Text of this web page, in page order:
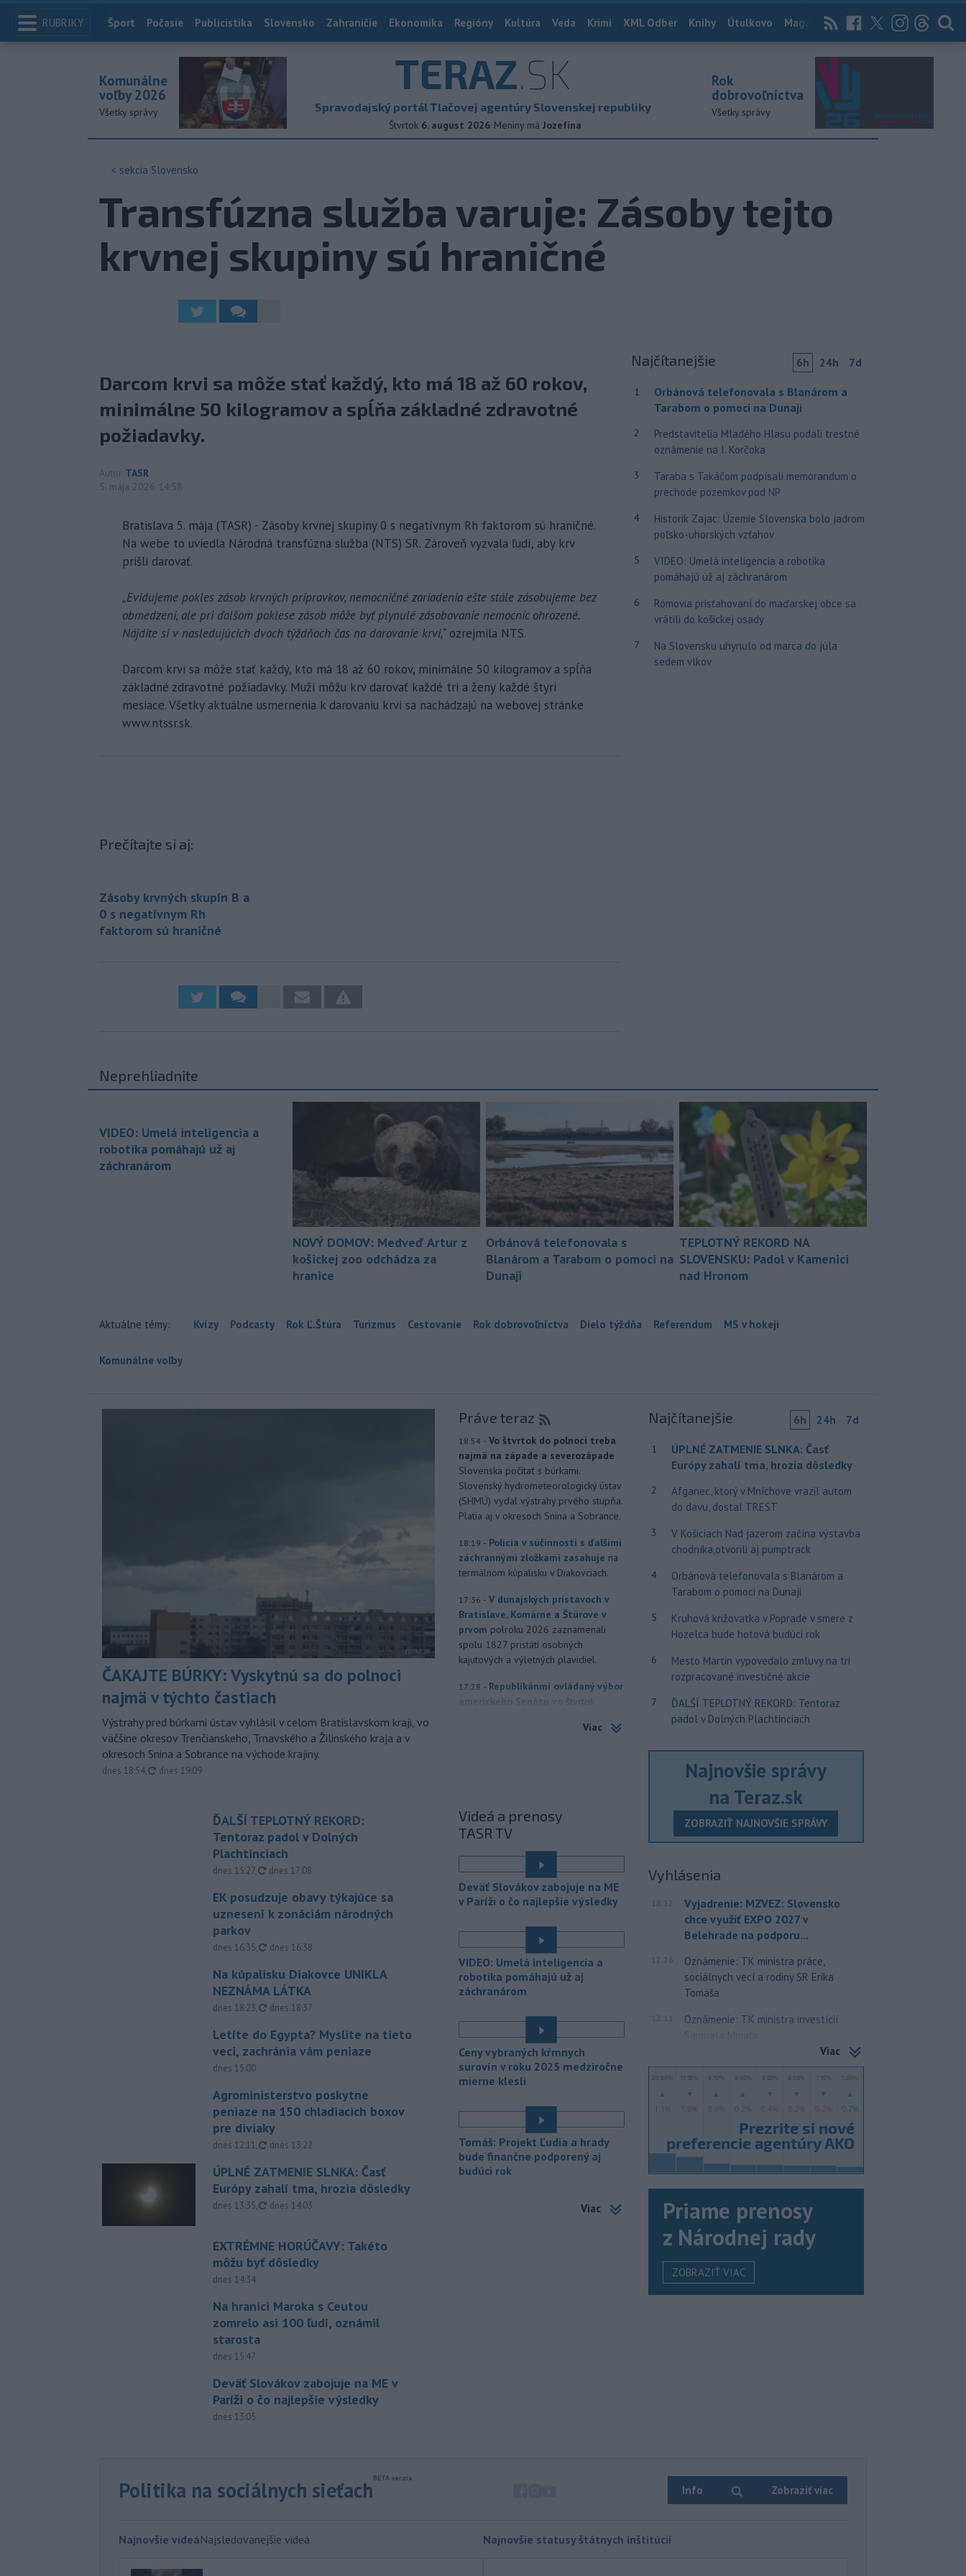
RUBRIKY Index
Šport Počasie Publicistika Slovensko Zahraničie Ekonomika Regióny Kultúra Veda Krimi XML Odber Knihy Útulkovo Magazín News Now Archív
TERAZ.SK
Spravodajský portál Tlačovej agentúry Slovenskej republiky
Štvrtok 6. august 2026 Meniny má Jozefína
Komunálne
voľby 2026
Všetky správy
Rok
dobrovoľníctva
Všetky správy
< sekcia Slovensko
Transfúzna služba varuje: Zásoby tejto
krvnej skupiny sú hraničné
Darcom krvi sa môže stať každý, kto má 18 až 60 rokov,
minimálne 50 kilogramov a spĺňa základné zdravotné
požiadavky.
Autor TASR
5. mája 2026 14:58
Bratislava 5. mája (TASR) - Zásoby krvnej skupiny 0 s negatívnym Rh faktorom sú hraničné.
Na webe to uviedla Národná transfúzna služba (NTS) SR. Zároveň vyzvala ľudí, aby krv
prišli darovať.
„Evidujeme pokles zásob krvných prípravkov, nemocničné zariadenia ešte stále zásobujeme bez
obmedzení, ale pri ďalšom poklese zásob môže byť plynulé zásobovanie nemocníc ohrozené.
Nájdite si v nasledujúcich dvoch týždňoch čas na darovanie krvi,“ ozrejmila NTS.
Darcom krvi sa môže stať každý, kto má 18 až 60 rokov, minimálne 50 kilogramov a spĺňa
základné zdravotné požiadavky. Muži môžu krv darovať každé tri a ženy každé štyri
mesiace. Všetky aktuálne usmernenia k darovaniu krvi sa nachádzajú na webovej stránke
www.ntssr.sk.
Prečítajte si aj:
Zásoby krvných skupín B a
0 s negatívnym Rh
faktorom sú hraničné
Najčítanejšie 6h 24h 7d
1
Orbánová telefonovala s Blanárom a
Tarabom o pomoci na Dunaji
2
Predstavitelia Mladého Hlasu podali trestné
oznámenie na I. Korčoka
3
Taraba s Takáčom podpísali memorandum o
prechode pozemkov pod NP
4
Historik Zajac: Územie Slovenska bolo jadrom
poľsko-uhorských vzťahov
5
VIDEO: Umelá inteligencia a robotika
pomáhajú už aj záchranárom
6
Rómovia prisťahovaní do maďarskej obce sa
vrátili do košickej osady
7
Na Slovensku uhynulo od marca do júla
sedem vlkov
Neprehliadnite
VIDEO: Umelá inteligencia a
robotika pomáhajú už aj
záchranárom
NOVÝ DOMOV: Medveď Artur z
košickej zoo odchádza za
hranice
Orbánová telefonovala s
Blanárom a Tarabom o pomoci na
Dunaji
TEPLOTNÝ REKORD NA
SLOVENSKU: Padol v Kamenici
nad Hronom
Aktuálne témy: Kvízy Podcasty Rok Ľ.Štúra Turizmus Cestovanie Rok dobrovoľníctva Dielo týždňa Referendum MS v hokeji
Komunálne voľby
ČAKAJTE BÚRKY: Vyskytnú sa do polnoci
najmä v týchto častiach
Výstrahy pred búrkami ústav vyhlásil v celom Bratislavskom kraji, vo
väčšine okresov Trenčianskeho, Trnavského a Žilinského kraja a v
okresoch Snina a Sobrance na východe krajiny.
dnes 18:54, aktualizované
dnes 19:09
ĎALŠÍ TEPLOTNÝ REKORD:
Tentoraz padol v Dolných
Plachtinciach
dnes 15:27, aktualizované
dnes 17:08
EK posudzuje obavy týkajúce sa
uznesení k zonáciám národných
parkov
dnes 16:35, aktualizované
dnes 16:38
Na kúpalisku Diakovce UNIKLA
NEZNÁMA LÁTKA
dnes 18:23, aktualizované
dnes 18:37
Letíte do Egypta? Myslite na tieto
veci, zachránia vám peniaze
dnes 15:00
Agroministerstvo poskytne
peniaze na 150 chladiacich boxov
pre diviaky
dnes 12:11, aktualizované
dnes 13:22
ÚPLNÉ ZATMENIE SLNKA: Časť
Európy zahalí tma, hrozia dôsledky
dnes 13:35, aktualizované
dnes 14:03
EXTRÉMNE HORÚČAVY: Takéto
môžu byť dôsledky
dnes 14:34
Na hranici Maroka s Ceutou
zomrelo asi 100 ľudí, oznámil
starosta
dnes 15:47
Deväť Slovákov zabojuje na ME v
Paríži o čo najlepšie výsledky
dnes 13:05
Práve teraz
18:54 - Vo štvrtok do polnoci treba
najmä na západe a severozápade
Slovenska počítať s búrkami.
Slovenský hydrometeorologický ústav
(SHMÚ) vydal výstrahy prvého stupňa.
Platia aj v okresoch Snina a Sobrance.
18:19 - Polícia v súčinnosti s ďalšími
záchrannými zložkami zasahuje na
termálnom kúpalisku v Diakovciach.
17:36 - V dunajských prístavoch v
Bratislave, Komárne a Štúrove v
prvom polroku 2026 zaznamenali
spolu 1827 pristátí osobných
kajutových a výletných plavidiel.
17:28 - Republikánmi ovládaný výbor
amerického Senátu vo
štvrtok
príslušníkov vládnych síl a ďalších 29
zranili, uviedli pre agentúru AFP
zdroje zo zdravotníckych služieb.
16:35 - Európska komisia (EK)
monitoruje situáciu a posudzuje
všetky vznesené obavy týkajúce sa
národných parkov. Zároveň posudzuje
ôsmu žiadosť o platbu z plánu
obnovy.
15:44 - Počas minulotýždňového
nelegálnych migrantov z Maroka do
španielskej exklávy Ceuta zomrelo
približne 100 ľudí, oznámil vo štvrtok
tamojší starosta Juan Jesús Vivas v
Európskom parlamente.
15:25 - Meteorológovia zo
Slovenského
hydrometeorologického ústavu
(SHMÚ) vo štvrtok opäť zaznamenali
nový absolútny rekord teploty
popoludní 42 stupňov Celzia.
- Hasiči aj vo štvrtok
pokračujú v boji s rozsiahlymi
Viac
Videá a prenosy
TASR TV
Deväť Slovákov zabojuje na ME
v Paríži o čo najlepšie výsledky
VIDEO: Umelá inteligencia a
robotika pomáhajú už aj
záchranárom
Ceny vybraných kŕmnych
surovín v roku 2025 medziročne
mierne klesli
Tomáš: Projekt Ľudia a hrady
bude finančne podporený aj
budúci rok
Viac
Najčítanejšie 6h 24h 7d
1
ÚPLNÉ ZATMENIE SLNKA: Časť
Európy zahalí tma, hrozia dôsledky
2
Afganec, ktorý v Mníchove vrazil autom
do davu, dostal TREST
3
V Košiciach Nad jazerom začína výstavba
chodníka,otvorili aj pumptrack
4
Orbánová telefonovala s Blanárom a
Tarabom o pomoci na Dunaji
5
Kruhová križovatka v Poprade v smere z
Hozelca bude hotová budúci rok
6
Mesto Martin vypovedalo zmluvy na tri
rozpracované investičné akcie
7
ĎALŠÍ TEPLOTNÝ REKORD: Tentoraz
padol v Dolných Plachtinciach
Najnovšie správy
na Teraz.sk
ZOBRAZIŤ NAJNOVŠIE SPRÁVY
Vyhlásenia
18:12
Vyjadrenie: MZVEZ: Slovensko
chce využiť EXPO 2027 v
Belehrade na podporu...
12:26
Oznámenie: TK ministra práce,
sociálnych vecí a rodiny SR Erika
Tomáša
Oznámenie: TK ministra investícií
Samuela Migaľa
Viac
Priame prenosy
z Národnej rady
ZOBRAZIŤ VIAC
Politika na sociálnych sieťach Info Zobraziť viac
Najnovšie videáNajsledovanejšie videá Najnovšie statusy štátnych inštitúcií